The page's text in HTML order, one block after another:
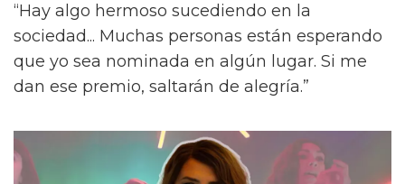
“Hay algo hermoso sucediendo en la
sociedad... Muchas personas están esperando
que yo sea nominada en algún lugar. Si me
dan ese premio, saltarán de alegría.”